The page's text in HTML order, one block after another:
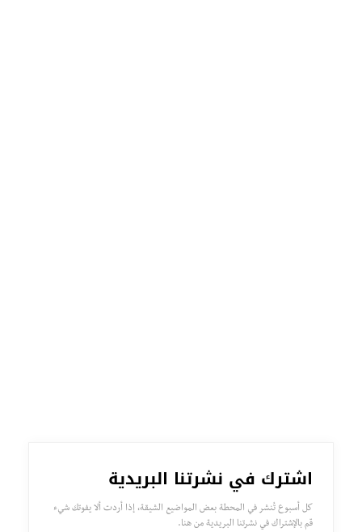
اشترك في نشرتنا البريدية
كل أسبوع تُنشر في المحطة بعض المواضيع الشيقة، إذا أردت ألا يفوتك شيء
قم بالإشتراك في نشرتنا البريدية من هنا.